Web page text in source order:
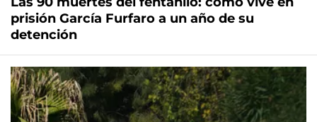
prisión García Furfaro a un año de su
detención